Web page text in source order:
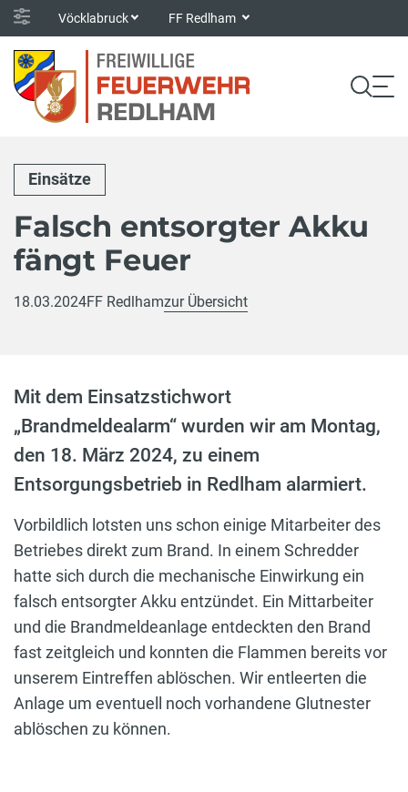
Vöcklabruck FF Redlham
Einsätze
Falsch entsorgter Akku
fängt Feuer
18.03.2024FF Redlhamzur Übersicht
Mit dem Einsatzstichwort
„Brandmeldealarm“ wurden wir am Montag,
den 18. März 2024, zu einem
Entsorgungsbetrieb in Redlham alarmiert.
Vorbildlich lotsten uns schon einige Mitarbeiter des
Betriebes direkt zum Brand. In einem Schredder
hatte sich durch die mechanische Einwirkung ein
falsch entsorgter Akku entzündet. Ein Mittarbeiter
und die Brandmeldeanlage entdeckten den Brand
fast zeitgleich und konnten die Flammen bereits vor
unserem Eintreffen ablöschen. Wir entleerten die
Anlage um eventuell noch vorhandene Glutnester
ablöschen zu können.